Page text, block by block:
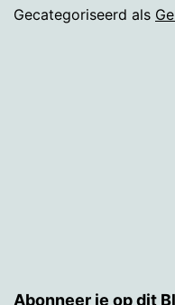
Gecategoriseerd als
Abonneer je op dit